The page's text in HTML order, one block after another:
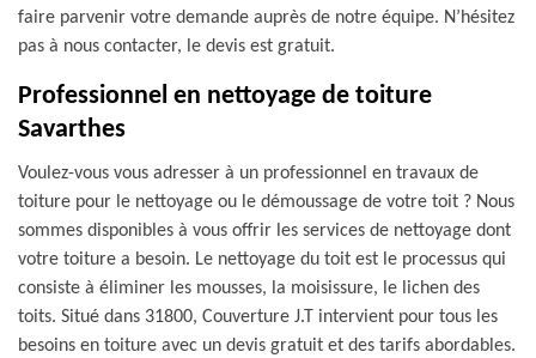
faire parvenir votre demande auprès de notre équipe. N’hésitez
pas à nous contacter, le devis est gratuit.
Professionnel en nettoyage de toiture
Savarthes
Voulez-vous vous adresser à un professionnel en travaux de
toiture pour le nettoyage ou le démoussage de votre toit ? Nous
sommes disponibles à vous offrir les services de nettoyage dont
votre toiture a besoin. Le nettoyage du toit est le processus qui
consiste à éliminer les mousses, la moisissure, le lichen des
toits. Situé dans 31800, Couverture J.T intervient pour tous les
besoins en toiture avec un devis gratuit et des tarifs abordables.